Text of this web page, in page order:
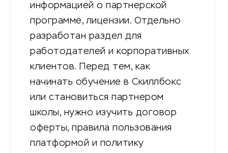
информацией о партнерской
программе, лицензии. Отдельно
разработан раздел для
работодателей и корпоративных
клиентов. Перед тем, как
начинать обучение в Скиллбокс
или становиться партнером
школы, нужно изучить договор
оферты, правила пользования
платформой и политику